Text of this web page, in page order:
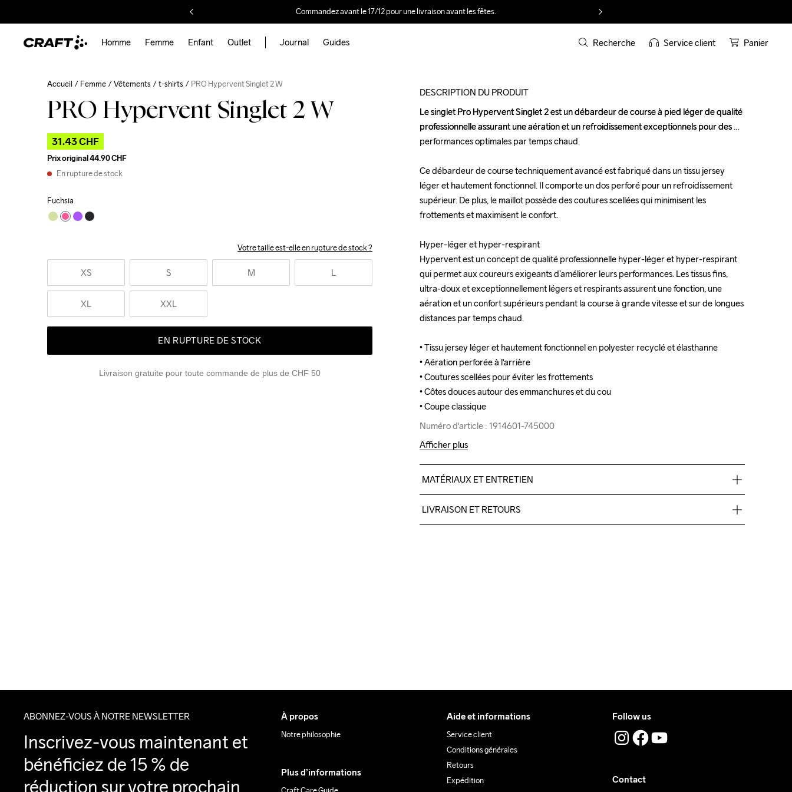
Commandez avant le 17/12 pour une livraison avant les fêtes.
Homme Femme Enfant Outlet Journal Guides Recherche Service client Panier
Accueil Femme Vêtements t-shirts PRO Hypervent Singlet 2 W
PRO Hypervent Singlet 2 W
31.43 CHF
Prix original44.90 CHF
En rupture de stock
Fuchsia
Votre taille est-elle en rupture de stock ?
XS S M L
XL XXL
EN RUPTURE DE STOCK
Livraison gratuite pour toute commande de plus de CHF 50
DESCRIPTION DU PRODUIT
Le singlet Pro Hypervent Singlet 2 est un débardeur de course à pied léger de qualité
professionnelle assurant une aération et un refroidissement exceptionnels pour des
performances optimales par temps chaud.
Ce débardeur de course techniquement avancé est fabriqué dans un tissu jersey
léger et hautement fonctionnel. Il comporte un dos perforé pour un refroidissement
supérieur. De plus, le maillot possède des coutures scellées qui minimisent les
frottements et maximisent le confort.
Hyper-léger et hyper-respirant
Hypervent est un concept de qualité professionnelle hyper-léger et hyper-respirant
qui permet aux coureurs exigeants d’améliorer leurs performances. Les tissus fins,
ultra-doux et exceptionnellement légers et respirants assurent une fonction, une
aération et un confort supérieurs pendant la course à grande vitesse et sur de longues
distances par temps chaud.
• Tissu jersey léger et hautement fonctionnel en polyester recyclé et élasthanne
• Aération perforée à l'arrière
• Coutures scellées pour éviter les frottements
• Côtes douces autour des emmanchures et du cou
• Coupe classique
Numéro d'article : 1914601-745000
Le singlet Pro Hypervent Singlet 2 est un débardeur de course à pied léger de qualité
professionnelle assurant une aération et un refroidissement exceptionnels pour des
performances optimales par temps chaud.
Ce débardeur de course techniquement avancé est fabriqué dans un tissu jersey
léger et hautement fonctionnel. Il comporte un dos perforé pour un refroidissement
supérieur. De plus, le maillot possède des coutures scellées qui minimisent les
frottements et maximisent le confort.
Hyper-léger et hyper-respirant
Hypervent est un concept de qualité professionnelle hyper-léger et hyper-respirant
qui permet aux coureurs exigeants d’améliorer leurs performances. Les tissus fins,
ultra-doux et exceptionnellement légers et respirants assurent une fonction, une
aération et un confort supérieurs pendant la course à grande vitesse et sur de longues
distances par temps chaud.
• Tissu jersey léger et hautement fonctionnel en polyester recyclé et élasthanne
• Aération perforée à l'arrière
• Coutures scellées pour éviter les frottements
• Côtes douces autour des emmanchures et du cou
• Coupe classique
Numéro d'article : 1914601-745000
Afficher plus
MATÉRIAUX ET ENTRETIEN
9% Elastane
LIVRAISON ET RETOURS
ABONNEZ-VOUS À NOTRE NEWSLETTER
Inscrivez-vous maintenant et
bénéficiez de 15 % de
réduction sur votre prochain
À propos
Notre philosophie
Plus d’informations
Aide et informations
Service client
Conditions générales
Retours
Expédition
Follow us
Contact